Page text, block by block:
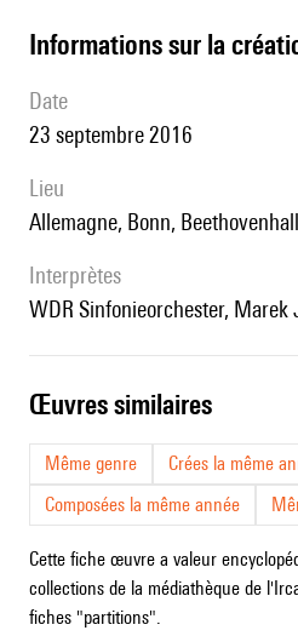
informations sur la
date
23 septembre 2016
lieu
Allemagne, Bonn,
interprètes
WDR Sinfonieorchester,
œuvres similaires
Même genre
Crées la même
Composées la même année
Cette fiche œuvre a valeur
collections de la médiathèque de
fiches "partitions".